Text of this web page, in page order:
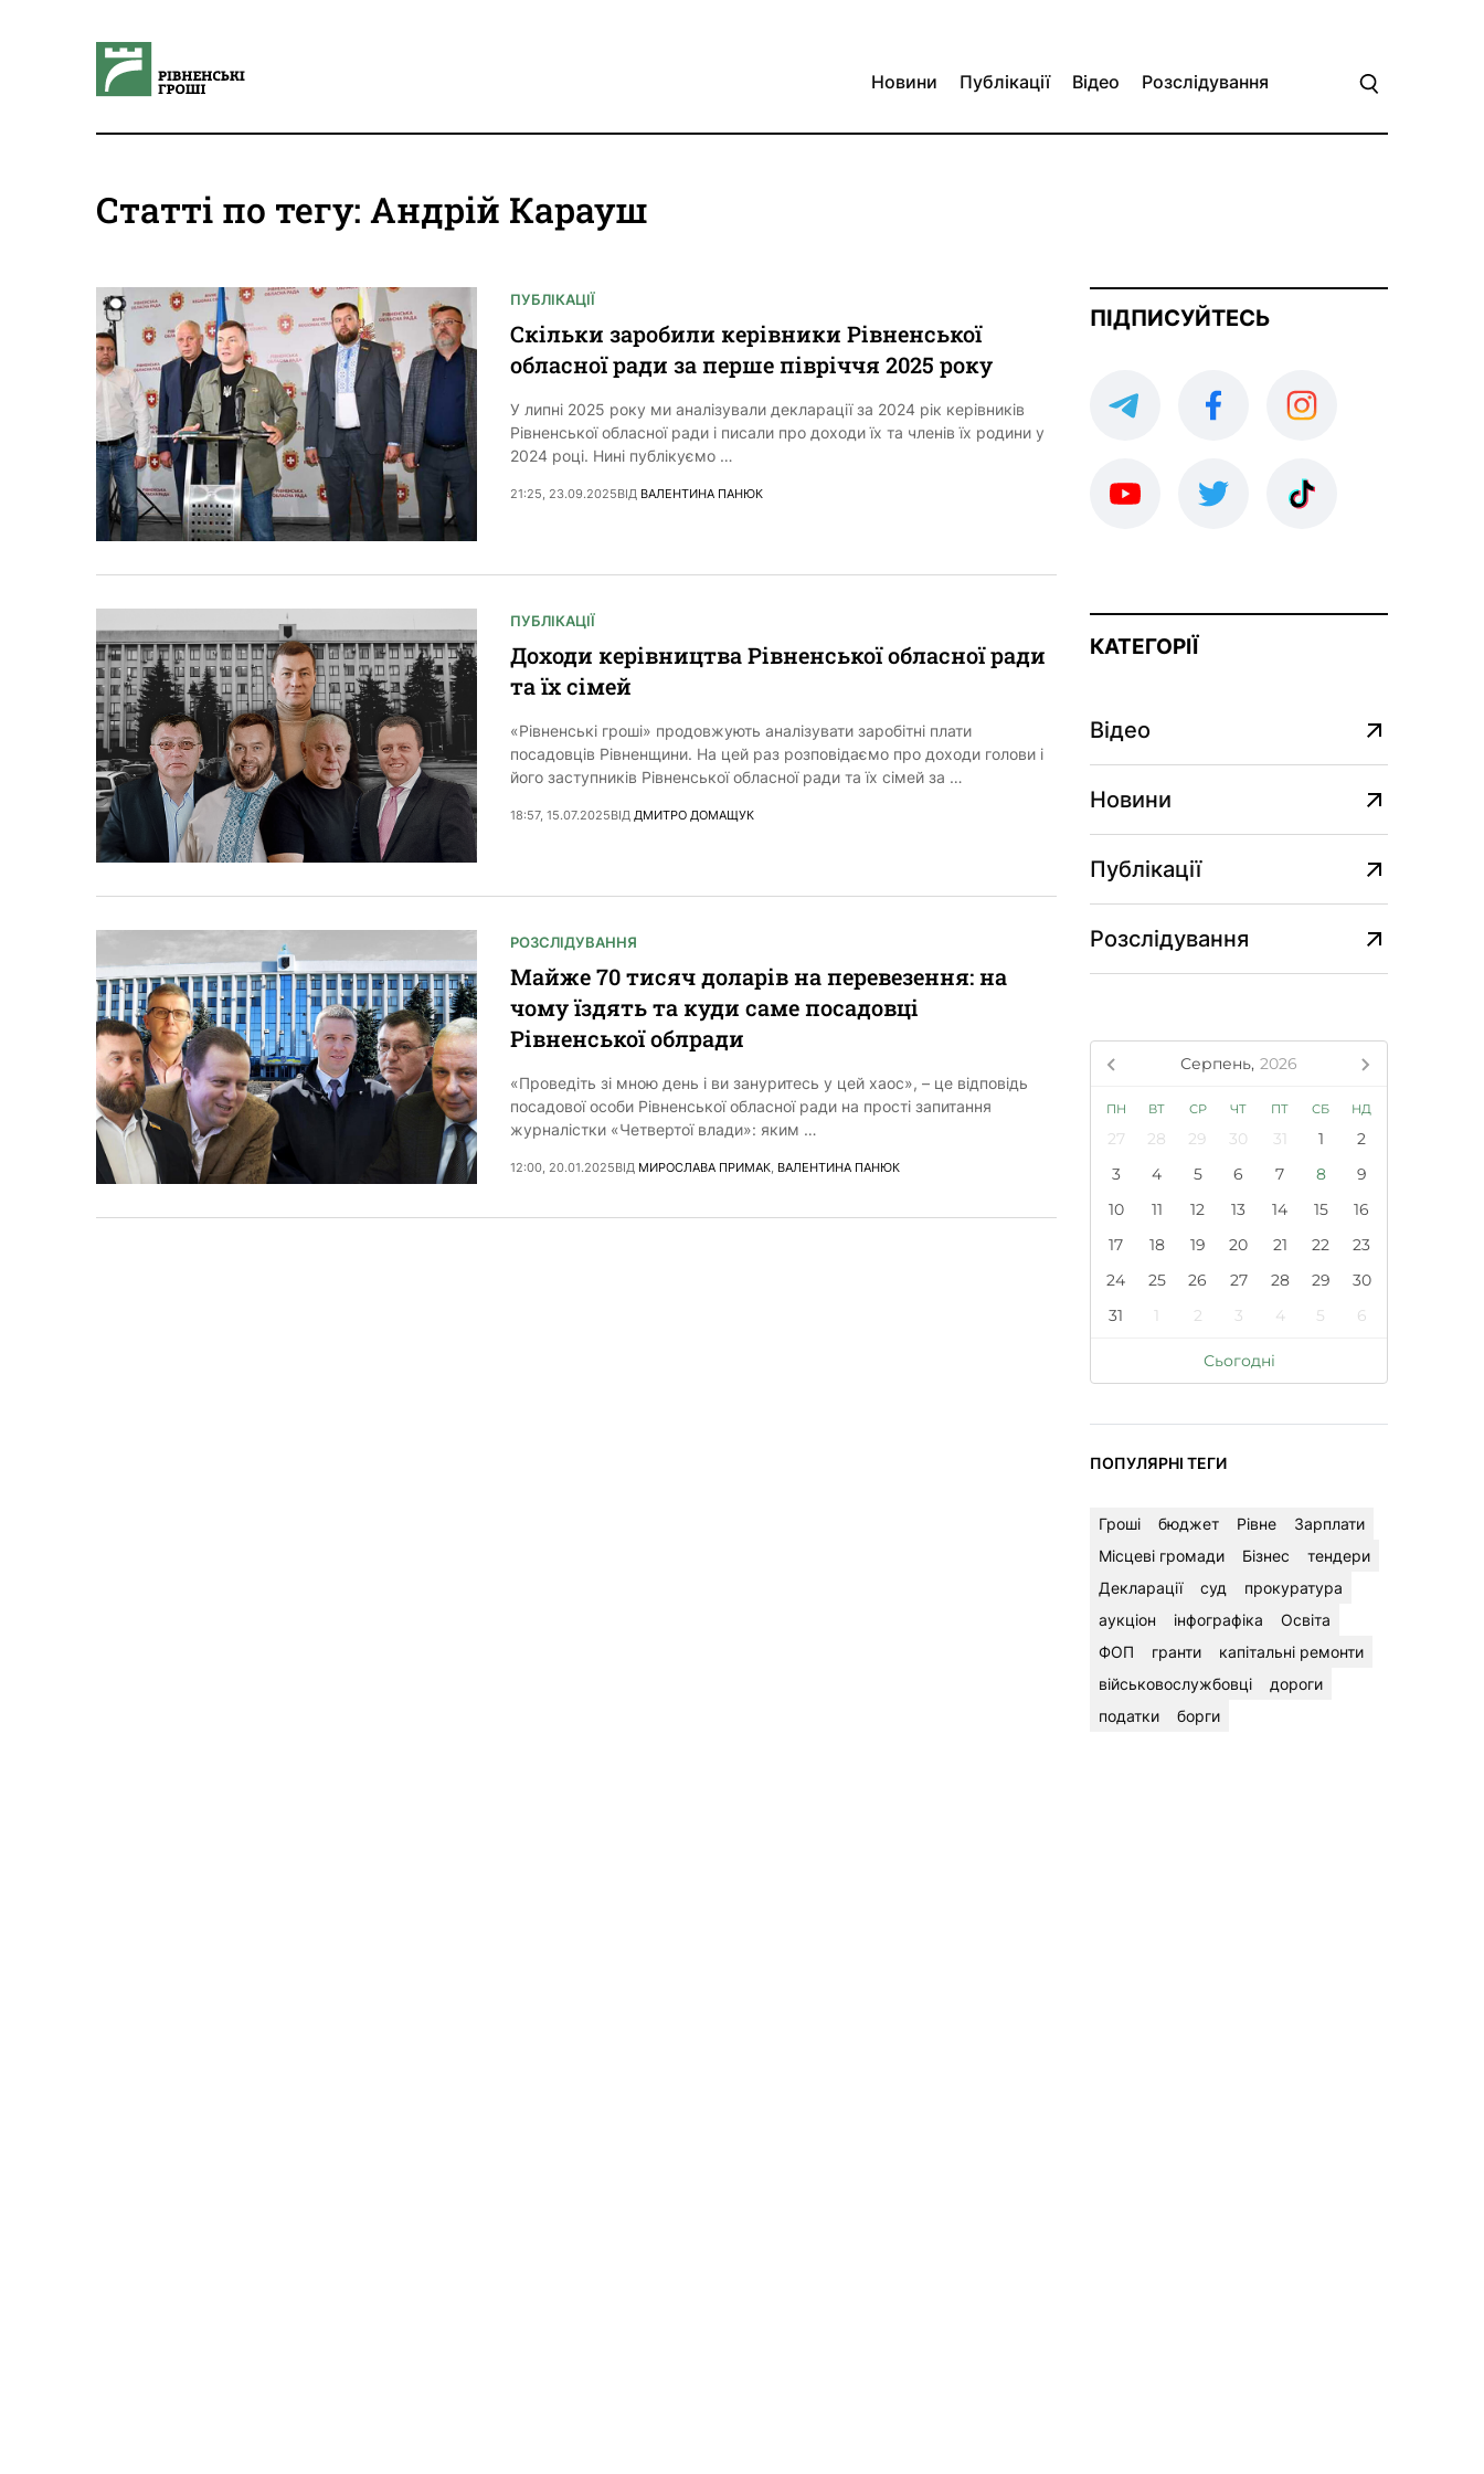
Новини Публікації Відео Розслідування
Статті по тегу: Андрій Карауш
ПУБЛІКАЦІЇ
Скільки заробили керівники Рівненської
обласної ради за перше півріччя 2025 року
У липні 2025 року ми аналізували декларації за 2024 рік керівників
Рівненської обласної ради і писали про доходи їх та членів їх родини у
2024 році. Нині публікуємо …
21:25, 23.09.2025ВІД ВАЛЕНТИНА ПАНЮК
ПУБЛІКАЦІЇ
Доходи керівництва Рівненської обласної ради
та їх сімей
«Рівненські гроші» продовжують аналізувати заробітні плати
посадовців Рівненщини. На цей раз розповідаємо про доходи голови і
його заступників Рівненської обласної ради та їх сімей за …
18:57, 15.07.2025ВІД ДМИТРО ДОМАЩУК
РОЗСЛІДУВАННЯ
Майже 70 тисяч доларів на перевезення: на
чому їздять та куди саме посадовці
Рівненської облради
«Проведіть зі мною день і ви зануритесь у цей хаос», – це відповідь
посадової особи Рівненської обласної ради на прості запитання
журналістки «Четвертої влади»: яким …
12:00, 20.01.2025ВІД МИРОСЛАВА ПРИМАК, ВАЛЕНТИНА ПАНЮК
ПІДПИСУЙТЕСЬ
КАТЕГОРІЇ
Відео
Новини
Публікації
Розслідування
Серпень, 2026
ПН ВТ СР ЧТ ПТ СБ НД
27 28 29 30 31 1
2
3
4 5 6 7 8
9
10
11 12 13 14 15
16
17
18 19 20 21 22
23
24
25 26 27 28 29
30
31
1 2 3 4 5 6
Сьогодні
ПОПУЛЯРНІ ТЕГИ
Гроші бюджет Рівне
Зарплати
Місцеві громади
Бізнес
тендери
Декларації
суд
прокуратура
аукціон
інфографіка
Освіта
ФОП
гранти
капітальні ремонти
військовослужбовці
дороги
податки
борги